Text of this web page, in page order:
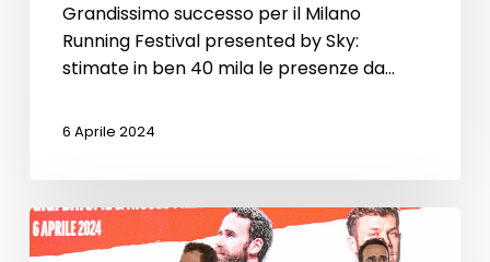
Duomo
Grandissimo successo per il Milano
Running Festival presented by Sky:
stimate in ben 40 mila le presenze da…
6 Aprile 2024